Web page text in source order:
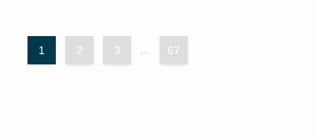
1 2 3 67